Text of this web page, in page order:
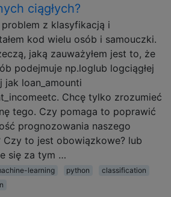
ciągłych?
problem z klasyfikacją i
kod wielu osób i samouczki.
jaką zauważyłem jest to, że
podejmuje np.loglub logciągłej
jak loan_amounti
Chcę tylko zrozumieć
tego. Czy pomaga to poprawić
prognozowania naszego
Czy to jest obowiązkowe? lub
się za tym …
learning python
classification